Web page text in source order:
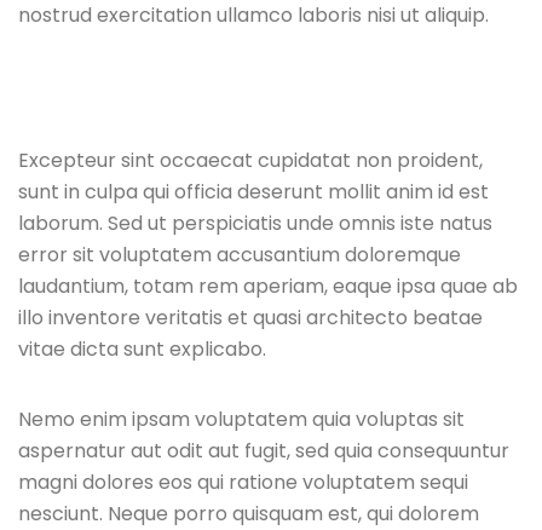
nostrud exercitation ullamco laboris nisi ut aliquip.
Excepteur sint occaecat cupidatat non proident,
sunt in culpa qui officia deserunt mollit anim id est
laborum. Sed ut perspiciatis unde omnis iste natus
error sit voluptatem accusantium doloremque
laudantium, totam rem aperiam, eaque ipsa quae ab
illo inventore veritatis et quasi architecto beatae
vitae dicta sunt explicabo.
Nemo enim ipsam voluptatem quia voluptas sit
aspernatur aut odit aut fugit, sed quia consequuntur
magni dolores eos qui ratione voluptatem sequi
nesciunt. Neque porro quisquam est, qui dolorem